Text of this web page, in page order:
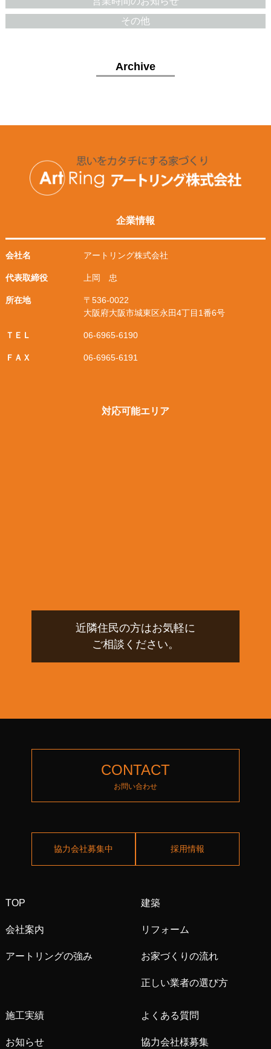
その他
Archive
企業情報
会社名 アートリング株式会社
代表取締役 上岡 忠
所在地
〒536-0022
大阪府大阪市城東区永田4丁目1番6号
ＴＥＬ 06-6965-6190
ＦＡＸ 06-6965-6191
対応可能エリア
近隣住民の方はお気軽に
ご相談ください。
CONTACT
お問い合わせ
協力会社募集中 採用情報
TOP
会社案内
アートリングの強み
建築
リフォーム
お家づくりの流れ
正しい業者の選び方
施工実績
お知らせ
よくある質問
協力会社様募集